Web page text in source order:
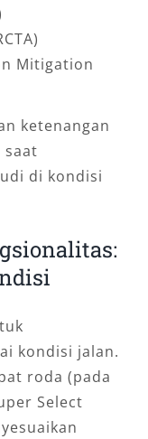
Mitigation
ketenangan
saat
di kondisi
kondisi jalan.
roda (pada
Select